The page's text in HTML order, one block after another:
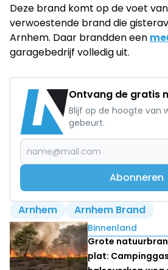
Deze brand komt op de voet
verwoestende brand die
Arnhem. Daar brandden een
garagebedrijf volledig uit.
Ontvang de gratis
Blijf op de hoogte van
gebeurt.
Abonneren
Arnhem Arnhem Brand
Lees ook
Binnenland
Grote
plat: